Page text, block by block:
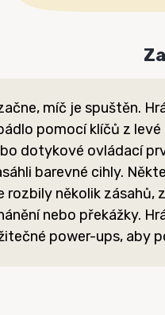
míč je spuštěn.
pomocí klíčů z levé
dotykové ovládací
barevné cihly.
rozbily několik zásahů,
nebo překážky.
power-ups, aby